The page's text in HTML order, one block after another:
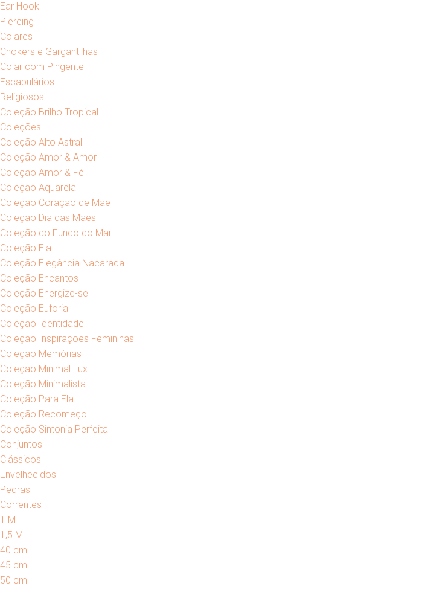
Ear Hook
Piercing
Colares
Chokers e Gargantilhas
Colar com Pingente
Escapulários
Religiosos
Coleção Brilho Tropical
Coleções
Coleção Alto Astral
Coleção Amor & Amor
Coleção Amor & Fé
Coleção Aquarela
Coleção Coração de Mãe
Coleção Dia das Mães
Coleção do Fundo do Mar
Coleção Ela
Coleção Elegância Nacarada
Coleção Encantos
Coleção Energize-se
Coleção Euforia
Coleção Identidade
Coleção Inspirações Femininas
Coleção Memórias
Coleção Minimal Lux
Coleção Minimalista
Coleção Para Ela
Coleção Recomeço
Coleção Sintonia Perfeita
Conjuntos
Clássicos
Envelhecidos
Pedras
Correntes
1 M
1,5 M
40 cm
45 cm
50 cm